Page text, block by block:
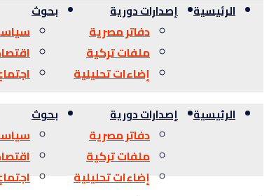
الرئيسية إصدارات دورية
دفاتر مصرية
ملفات تركية
إضاءات تحليلية
بحوث
الرئيسية إصدارات دورية
دفاتر مصرية
ملفات تركية
إضاءات تحليلية
بحوث